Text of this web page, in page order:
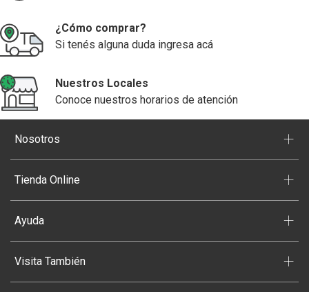
¿Cómo comprar?
Si tenés alguna duda ingresa acá
Nuestros Locales
Conoce nuestros horarios de atención
Nosotros +
Tienda Online +
Ayuda +
Visita También +